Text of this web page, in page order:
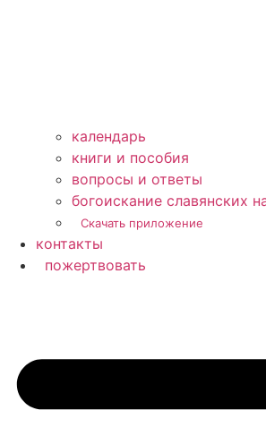
календарь
книги и пособия
вопросы и ответы
богоискание славянских
Скачать приложение
контакты
пожертвовать